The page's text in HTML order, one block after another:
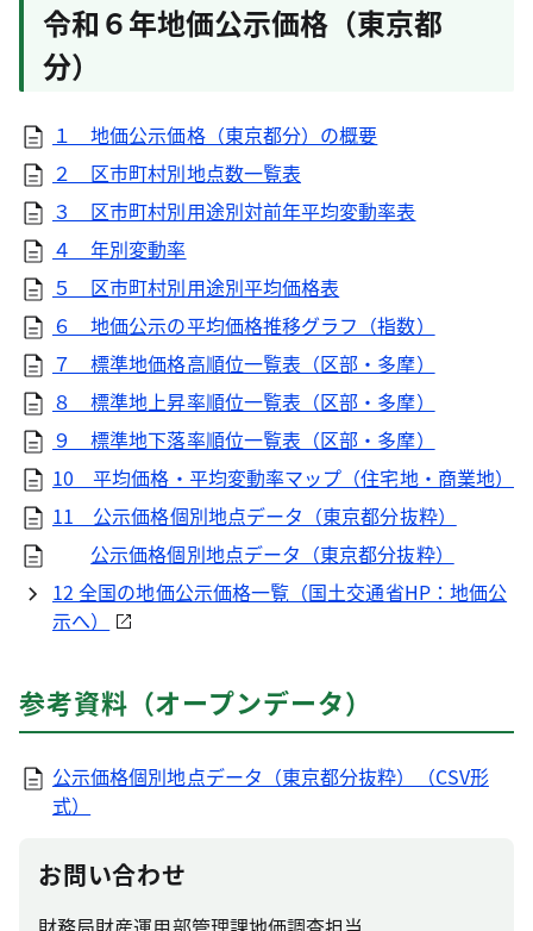
令和６年地価公示価格（東京都
分）
１ 地価公示価格（東京都分）の概要
２ 区市町村別地点数一覧表
３ 区市町村別用途別対前年平均変動率表
４ 年別変動率
５ 区市町村別用途別平均価格表
６ 地価公示の平均価格推移グラフ（指数）
７ 標準地価格高順位一覧表（区部・多摩）
８ 標準地上昇率順位一覧表（区部・多摩）
９ 標準地下落率順位一覧表（区部・多摩）
10 平均価格・平均変動率マップ（住宅地・商業地）
11 公示価格個別地点データ（東京都分抜粋）
公示価格個別地点データ（東京都分抜粋）
12 全国の地価公示価格一覧（国土交通省HP：地価公
示へ）
参考資料（オープンデータ）
公示価格個別地点データ（東京都分抜粋）（CSV形
式）
お問い合わせ